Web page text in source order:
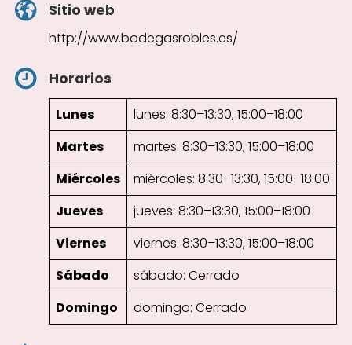
Sitio web
http://www.bodegasrobles.es/
Horarios
Lunes
lunes: 8:30–13:30, 15:00–18:00
Martes
martes: 8:30–13:30, 15:00–18:00
Miércoles
miércoles: 8:30–13:30, 15:00–18:00
Jueves
jueves: 8:30–13:30, 15:00–18:00
Viernes
viernes: 8:30–13:30, 15:00–18:00
Sábado
sábado: Cerrado
Domingo
domingo: Cerrado